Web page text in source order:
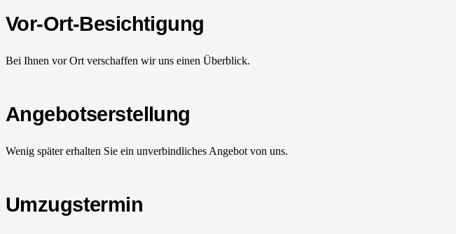
Vor-Ort-Besichtigung
Bei Ihnen vor Ort verschaffen wir uns einen Überblick.
Angebotserstellung
Wenig später erhalten Sie ein unverbindliches Angebot von uns.
Umzugstermin